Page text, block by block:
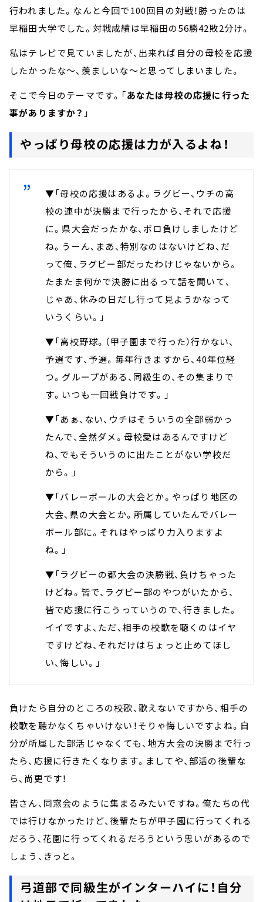
行われました。なんと今回で100回目の対戦！勝ったのは
早稲田大学でした。対戦成績は早稲田の56勝42敗2分け。
私はテレビで見ていましたが、出来れば自分の母校を応援
したかったな～、羨ましいな～と思ってしまいました。
そこで今日のテーマです。「あなたは母校の応援に行った
事がありますか？ 」
やっぱり母校の応援は力が入るよね！
▼「母校の応援はあるよ。ラグビー、ウチの高
校の連中が決勝まで行ったから、それで応援
に。県大会だったかな、ボロ負けしましたけど
ね。うーん、まあ、特別なのはないけどね、だ
って俺、ラグビー部だったわけじゃないから。
たまたま何かで決勝に出るって話を聞いて、
じゃあ、休みの日だし行って見ようかなって
いうくらい。」
▼「高校野球。（甲子園まで行った）行かない、
予選です、予選。毎年行きますから、40年位経
つ。グループがある、同級生の、その集まりで
す。いつも一回戦負けです。」
▼「あぁ、ない、ウチはそういうの全部弱かっ
たんで、全然ダメ。母校愛はあるんですけど
ね、でもそういうのに出たことがない学校だ
から。」
▼「バレーボールの大会とか。やっぱり地区の
大会、県の大会とか。所属していたんでバレー
ボール部に。それはやっぱり力入りますよ
ね。」
▼「ラグビーの都大会の決勝戦、負けちゃった
けどね。皆で、ラグビー部のやつがいたから、
皆で応援に行こうっていうので、行きました。
イイですよ、ただ、相手の校歌を聴くのはイヤ
ですけどね、それだけはちょっと止めてほし
い、悔しい。」
負けたら自分のところの校歌、歌えないですから、相手の
校歌を聴かなくちゃいけない！そりゃ悔しいですよね。自
分が所属した部活じゃなくても、地方大会の決勝まで行っ
たら、応援に行きたくなります。ましてや、部活の後輩な
ら、尚更です！
皆さん、同窓会のように集まるみたいですね。俺たちの代
では行けなかったけど、後輩たちが甲子園に行ってくれる
だろう、花園に行ってくれるだろうという思いがあるので
しょう、きっと。
弓道部で同級生がインターハイに！自分